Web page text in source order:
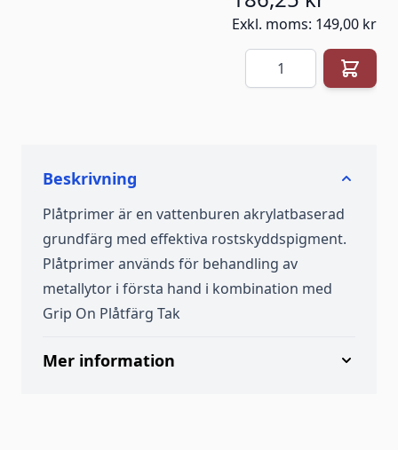
Exkl. moms: 149,00 kr
Antal
Beskrivning
Plåtprimer är en vattenburen akrylatbaserad
grundfärg med effektiva rostskyddspigment.
Plåtprimer används för behandling av
metallytor i första hand i kombination med
Grip On Plåtfärg Tak
Mer information